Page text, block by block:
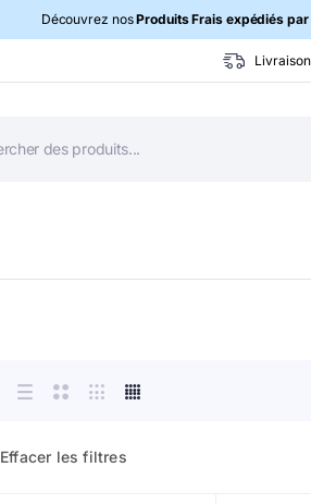
Découvrez nosProduits Frais expédiés
Effacer les filtres